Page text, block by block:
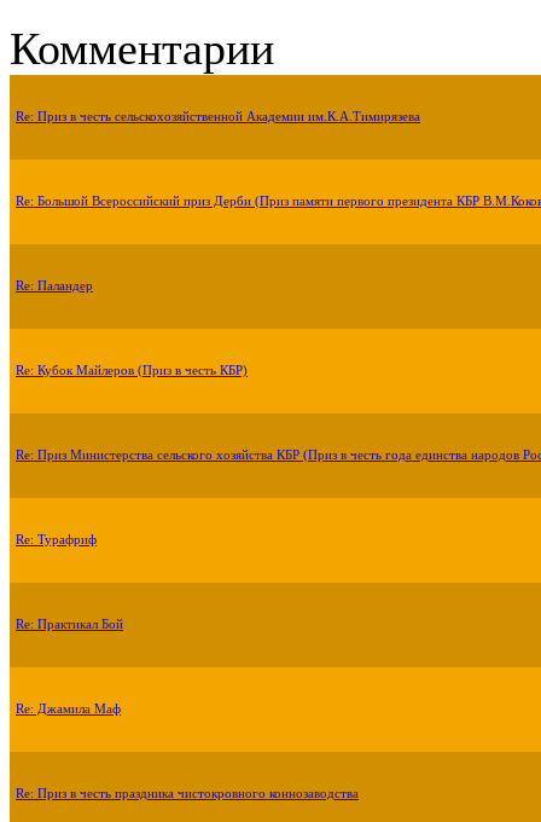
Комментарии
Re: Приз в честь сельскохозяйственной Академии им.К.А.Тимирязева
Re: Большой Всероссийский приз Дерби (Приз памяти первого президента КБР
Re: Паландер
Re: Кубок Майлеров (Приз в честь КБР)
Re: Приз Министерства сельского хозяйства КБР (Приз в честь года единства народов
Re: Турафриф
Re: Практикал Бой
Re: Джамила Маф
Re: Приз в честь праздника чистокровного коннозаводства